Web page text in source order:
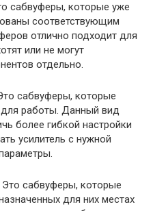
сабвуферы, которые уже
соответствующим
отлично подходит для
или не могут
отдельно.
сабвуферы, которые
для работы. Данный вид
более гибкой настройки
усилитель с нужной
Это сабвуферы, которые
для них местах